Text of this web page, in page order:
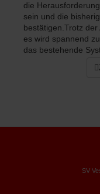
die
sein und die
bestätigen.Trotz
es wird spannend
das bestehende
SV